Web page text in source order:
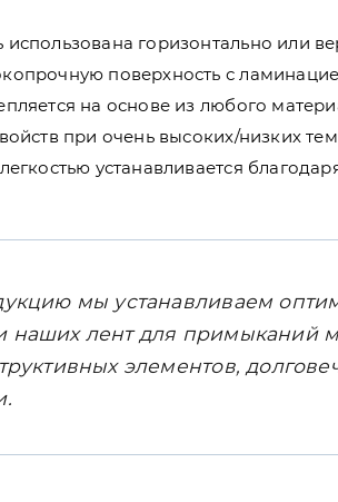
использована горизонтально или
поверхность с
на основе из любого
при очень высоких/низких
устанавливается
мы устанавливаем
лент для примыканий
элементов,